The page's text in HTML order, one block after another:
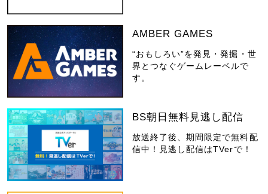
AMBER GAMES
“おもしろい”を発見・発掘・世
界とつなぐゲームレーベルで
す。
BS朝日無料見逃し配信
放送終了後、期間限定で無料配
信中！見逃し配信はTVerで！